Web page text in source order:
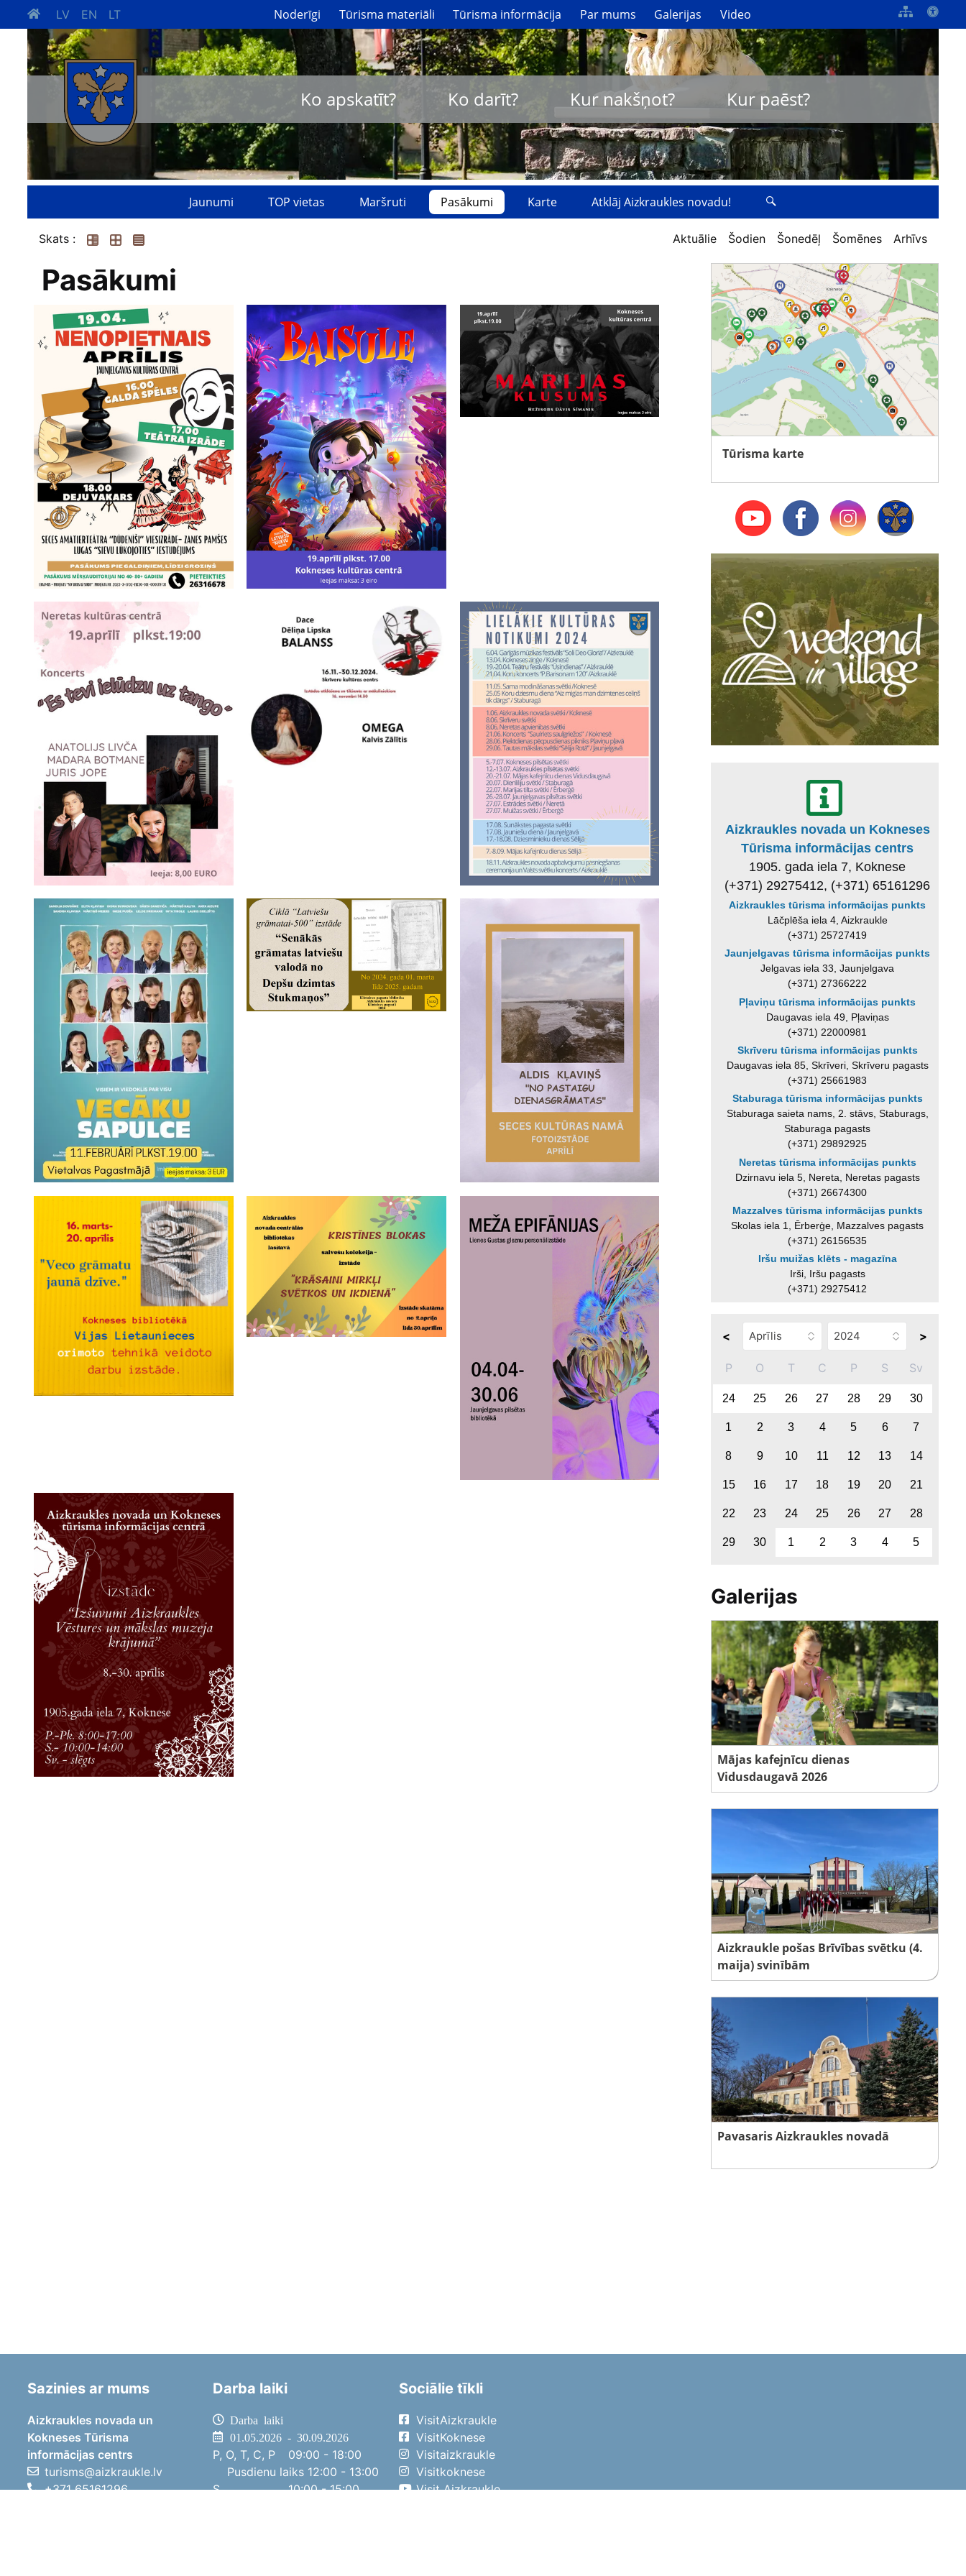
LV EN LT Noderīgi Tūrisma materiāli Tūrisma informācija Par mums Galerijas Video
Ko apskatīt? Ko darīt? Kur nakšņot? Kur paēst?
Jaunumi TOP vietas Maršruti Pasākumi Karte Atklāj Aizkraukles novadu!
Skats : Aktuālie Šodien Šonedēļ Šomēnes Arhīvs
Pasākumi
Tūrisma karte
Aizkraukles novada un Kokneses
Tūrisma informācijas centrs
1905. gada iela 7, Koknese
(+371) 29275412, (+371) 65161296
Aizkraukles tūrisma informācijas punkts
Lāčplēša iela 4, Aizkraukle
(+371) 25727419
Jaunjelgavas tūrisma informācijas punkts
Jelgavas iela 33, Jaunjelgava
(+371) 27366222
Pļaviņu tūrisma informācijas punkts
Daugavas iela 49, Pļaviņas
(+371) 22000981
Skrīveru tūrisma informācijas punkts
Daugavas iela 85, Skrīveri, Skrīveru pagasts
(+371) 25661983
Staburaga tūrisma informācijas punkts
Staburaga saieta nams, 2. stāvs, Staburags,
Staburaga pagasts
(+371) 29892925
Neretas tūrisma informācijas punkts
Dzirnavu iela 5, Nereta, Neretas pagasts
(+371) 26674300
Mazzalves tūrisma informācijas punkts
Skolas iela 1, Ērberģe, Mazzalves pagasts
(+371) 26156535
Iršu muižas klēts - magazīna
Irši, Iršu pagasts
(+371) 29275412
< >
P O T C P S Sv
24 25 26 27 28 29 30
1 2 3 4 5 6 7
8 9 10 11 12 13 14
15 16 17 18 19 20 21
22 23 24 25 26 27 28
29 30 1 2 3 4 5
Galerijas
Mājas kafejnīcu dienas
Vidusdaugavā 2026
Aizkraukle pošas Brīvības svētku (4.
maija) svinībām
Pavasaris Aizkraukles novadā
Sazinies ar mums
Aizkraukles novada un
Kokneses Tūrisma
informācijas centrs
turisms@aizkraukle.lv
+371 65161296
Darba laiki
Darba laiki
01.05.2026 - 30.09.2026
P, O, T, C, P
09:00 - 18:00
Pusdienu laiks 12:00 - 13:00
S
10:00 - 15:00
Sociālie tīkli
VisitAizkraukle
VisitKoknese
Visitaizkraukle
Visitkoknese
Visit Aizkraukle